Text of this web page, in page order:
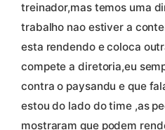
treinador,mas temos uma
trabalho nao estiver a
esta rendendo e coloca
compete a diretoria,eu
contra o paysandu e que
estou do lado do time ,as
mostraram que podem